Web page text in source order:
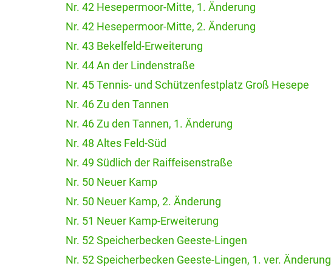
Nr. 42 Hesepermoor-Mitte, 1. Änderung
Nr. 42 Hesepermoor-Mitte, 2. Änderung
Nr. 43 Bekelfeld-Erweiterung
Nr. 44 An der Lindenstraße
Nr. 45 Tennis- und Schützenfestplatz Groß Hesepe
Nr. 46 Zu den Tannen
Nr. 46 Zu den Tannen, 1. Änderung
Nr. 48 Altes Feld-Süd
Nr. 49 Südlich der Raiffeisenstraße
Nr. 50 Neuer Kamp
Nr. 50 Neuer Kamp, 2. Änderung
Nr. 51 Neuer Kamp-Erweiterung
Nr. 52 Speicherbecken Geeste-Lingen
Nr. 52 Speicherbecken Geeste-Lingen, 1. ver. Änderung